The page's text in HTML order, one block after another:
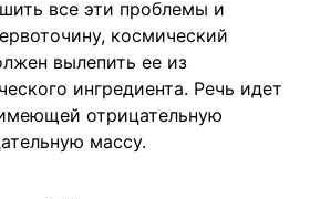
все эти проблемы и
космический
вылепить ее из
ингредиента. Речь идет
отрицательную
массу.